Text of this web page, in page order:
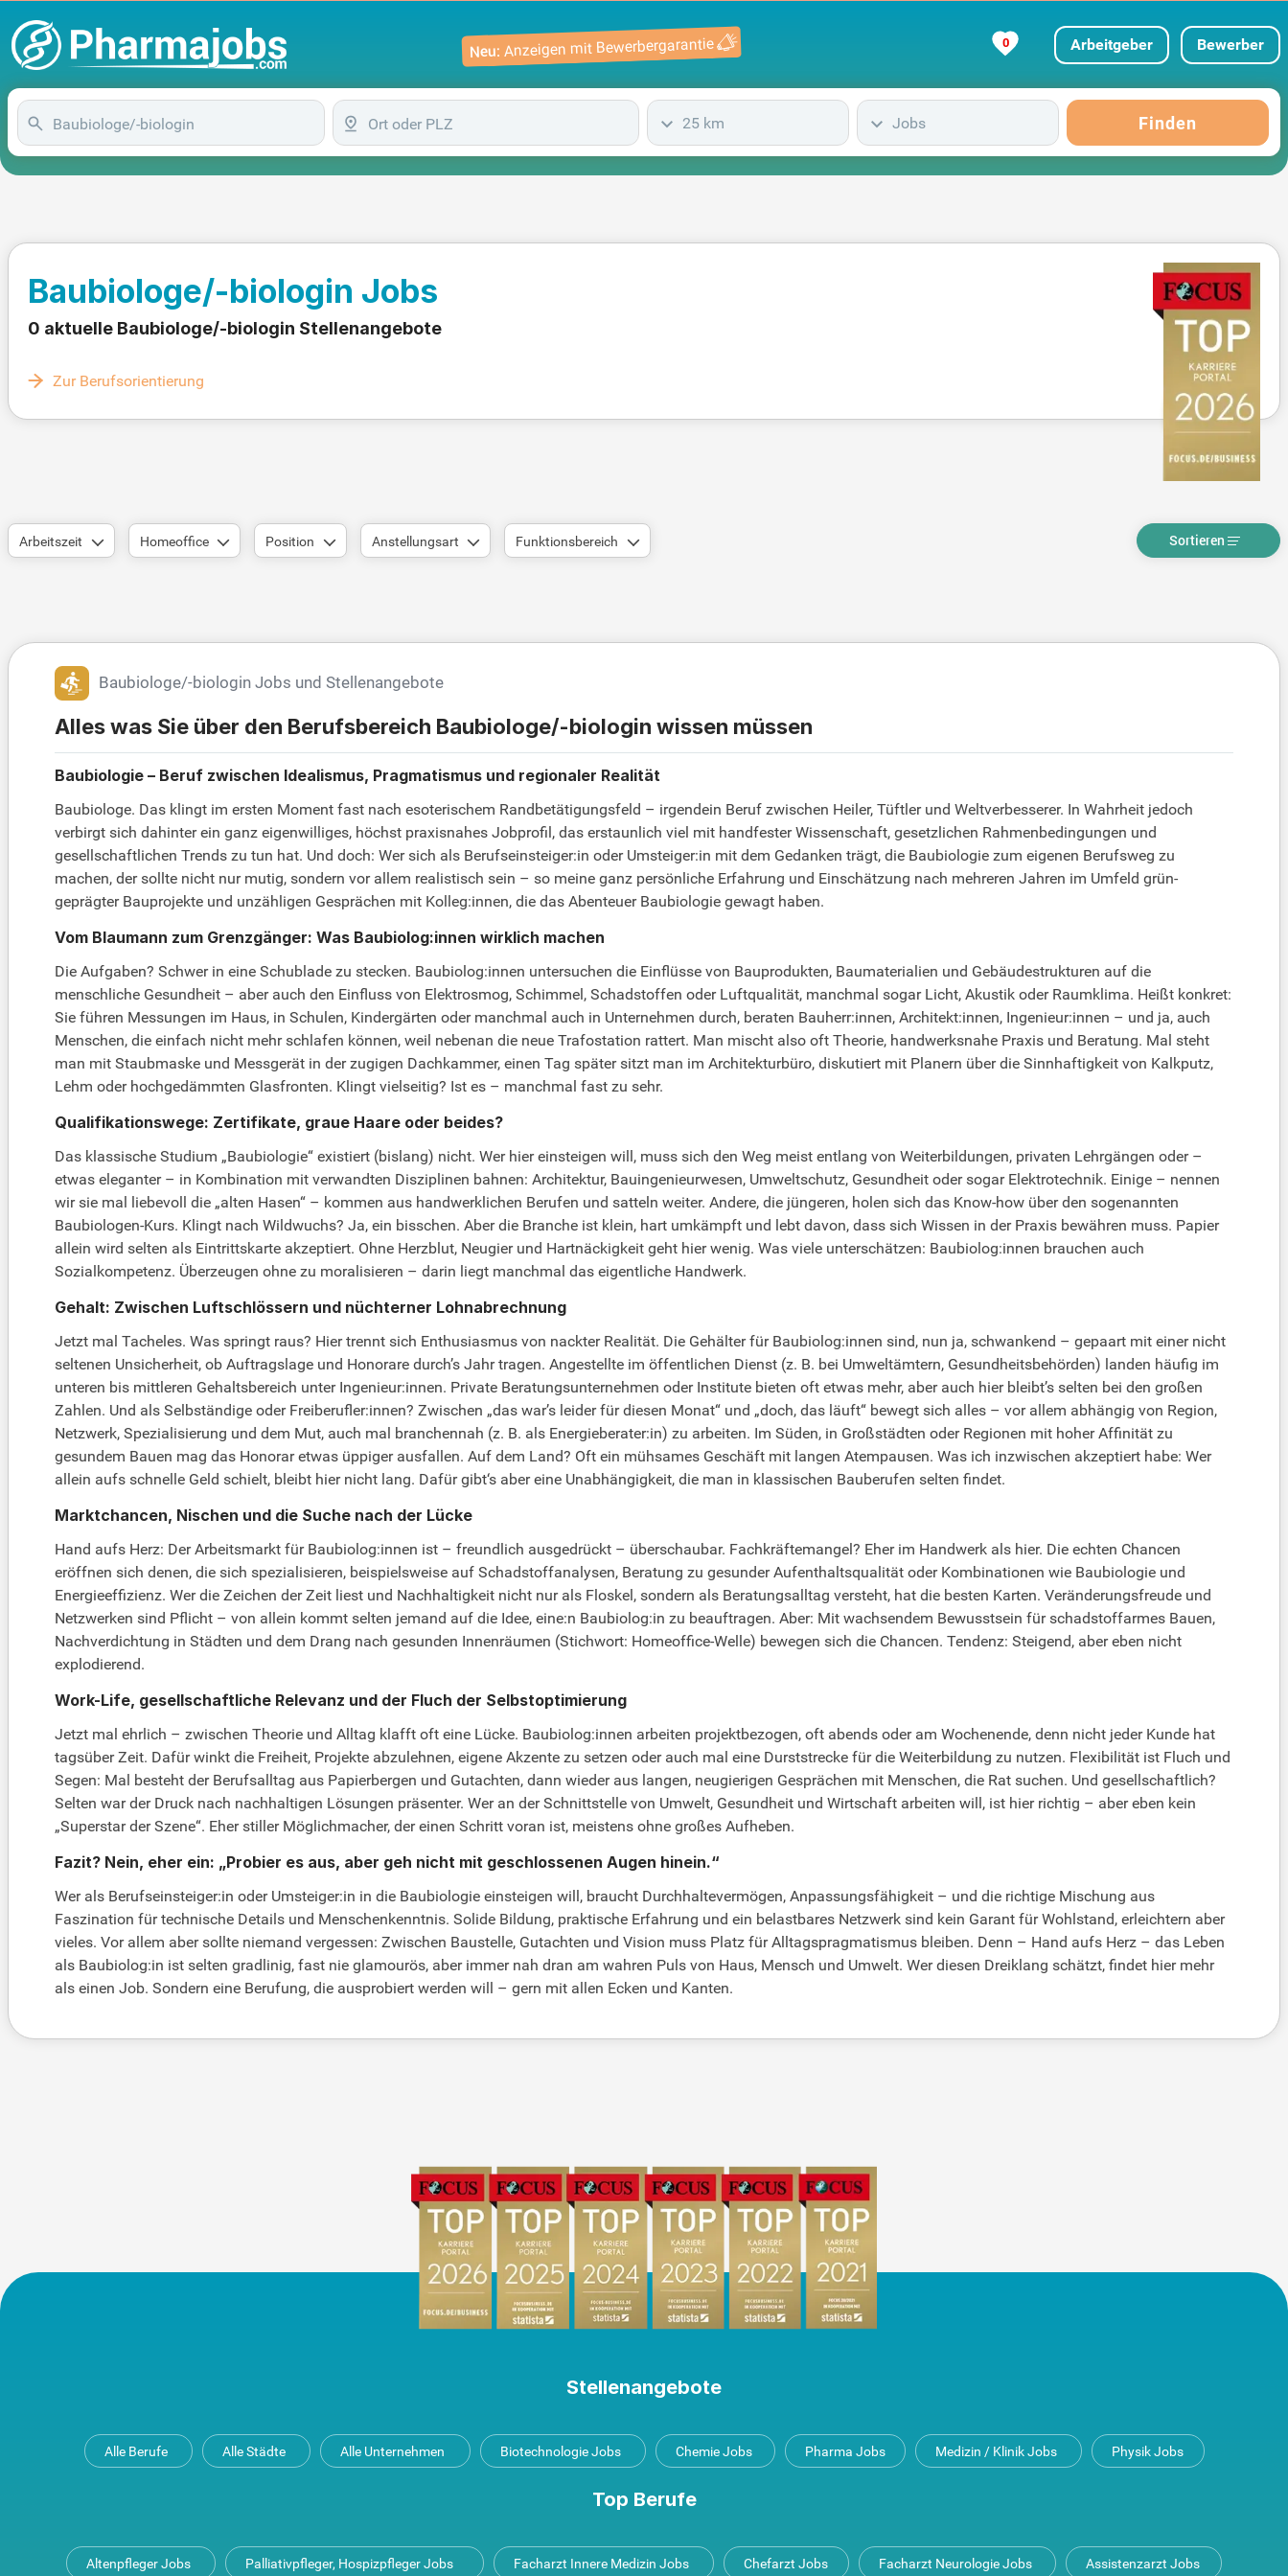
Neu: Anzeigen mit Bewerbergarantie 0 Arbeitgeber Bewerber
25 km Jobs Finden
Baubiologe/-biologin Jobs
0 aktuelle Baubiologe/-biologin Stellenangebote
Zur Berufsorientierung
Arbeitszeit Homeoffice Position Anstellungsart Funktionsbereich Sortieren
Baubiologe/-biologin Jobs und Stellenangebote
Alles was Sie über den Berufsbereich Baubiologe/-biologin wissen müssen
Baubiologie – Beruf zwischen Idealismus, Pragmatismus und regionaler Realität
Baubiologe. Das klingt im ersten Moment fast nach esoterischem Randbetätigungsfeld – irgendein Beruf zwischen Heiler, Tüftler und Weltverbesserer. In Wahrheit jedoch
verbirgt sich dahinter ein ganz eigenwilliges, höchst praxisnahes Jobprofil, das erstaunlich viel mit handfester Wissenschaft, gesetzlichen Rahmenbedingungen und
gesellschaftlichen Trends zu tun hat. Und doch: Wer sich als Berufseinsteiger:in oder Umsteiger:in mit dem Gedanken trägt, die Baubiologie zum eigenen Berufsweg zu
machen, der sollte nicht nur mutig, sondern vor allem realistisch sein – so meine ganz persönliche Erfahrung und Einschätzung nach mehreren Jahren im Umfeld grün-
geprägter Bauprojekte und unzähligen Gesprächen mit Kolleg:innen, die das Abenteuer Baubiologie gewagt haben.
Vom Blaumann zum Grenzgänger: Was Baubiolog:innen wirklich machen
Die Aufgaben? Schwer in eine Schublade zu stecken. Baubiolog:innen untersuchen die Einflüsse von Bauprodukten, Baumaterialien und Gebäudestrukturen auf die
menschliche Gesundheit – aber auch den Einfluss von Elektrosmog, Schimmel, Schadstoffen oder Luftqualität, manchmal sogar Licht, Akustik oder Raumklima. Heißt konkret:
Sie führen Messungen im Haus, in Schulen, Kindergärten oder manchmal auch in Unternehmen durch, beraten Bauherr:innen, Architekt:innen, Ingenieur:innen – und ja, auch
Menschen, die einfach nicht mehr schlafen können, weil nebenan die neue Trafostation rattert. Man mischt also oft Theorie, handwerksnahe Praxis und Beratung. Mal steht
man mit Staubmaske und Messgerät in der zugigen Dachkammer, einen Tag später sitzt man im Architekturbüro, diskutiert mit Planern über die Sinnhaftigkeit von Kalkputz,
Lehm oder hochgedämmten Glasfronten. Klingt vielseitig? Ist es – manchmal fast zu sehr.
Qualifikationswege: Zertifikate, graue Haare oder beides?
Das klassische Studium „Baubiologie“ existiert (bislang) nicht. Wer hier einsteigen will, muss sich den Weg meist entlang von Weiterbildungen, privaten Lehrgängen oder –
etwas eleganter – in Kombination mit verwandten Disziplinen bahnen: Architektur, Bauingenieurwesen, Umweltschutz, Gesundheit oder sogar Elektrotechnik. Einige – nennen
wir sie mal liebevoll die „alten Hasen“ – kommen aus handwerklichen Berufen und satteln weiter. Andere, die jüngeren, holen sich das Know-how über den sogenannten
Baubiologen-Kurs. Klingt nach Wildwuchs? Ja, ein bisschen. Aber die Branche ist klein, hart umkämpft und lebt davon, dass sich Wissen in der Praxis bewähren muss. Papier
allein wird selten als Eintrittskarte akzeptiert. Ohne Herzblut, Neugier und Hartnäckigkeit geht hier wenig. Was viele unterschätzen: Baubiolog:innen brauchen auch
Sozialkompetenz. Überzeugen ohne zu moralisieren – darin liegt manchmal das eigentliche Handwerk.
Gehalt: Zwischen Luftschlössern und nüchterner Lohnabrechnung
Jetzt mal Tacheles. Was springt raus? Hier trennt sich Enthusiasmus von nackter Realität. Die Gehälter für Baubiolog:innen sind, nun ja, schwankend – gepaart mit einer nicht
seltenen Unsicherheit, ob Auftragslage und Honorare durch’s Jahr tragen. Angestellte im öffentlichen Dienst (z. B. bei Umweltämtern, Gesundheitsbehörden) landen häufig im
unteren bis mittleren Gehaltsbereich unter Ingenieur:innen. Private Beratungsunternehmen oder Institute bieten oft etwas mehr, aber auch hier bleibt’s selten bei den großen
Zahlen. Und als Selbständige oder Freiberufler:innen? Zwischen „das war’s leider für diesen Monat“ und „doch, das läuft“ bewegt sich alles – vor allem abhängig von Region,
Netzwerk, Spezialisierung und dem Mut, auch mal branchennah (z. B. als Energieberater:in) zu arbeiten. Im Süden, in Großstädten oder Regionen mit hoher Affinität zu
gesundem Bauen mag das Honorar etwas üppiger ausfallen. Auf dem Land? Oft ein mühsames Geschäft mit langen Atempausen. Was ich inzwischen akzeptiert habe: Wer
allein aufs schnelle Geld schielt, bleibt hier nicht lang. Dafür gibt‘s aber eine Unabhängigkeit, die man in klassischen Bauberufen selten findet.
Marktchancen, Nischen und die Suche nach der Lücke
Hand aufs Herz: Der Arbeitsmarkt für Baubiolog:innen ist – freundlich ausgedrückt – überschaubar. Fachkräftemangel? Eher im Handwerk als hier. Die echten Chancen
eröffnen sich denen, die sich spezialisieren, beispielsweise auf Schadstoffanalysen, Beratung zu gesunder Aufenthaltsqualität oder Kombinationen wie Baubiologie und
Energieeffizienz. Wer die Zeichen der Zeit liest und Nachhaltigkeit nicht nur als Floskel, sondern als Beratungsalltag versteht, hat die besten Karten. Veränderungsfreude und
Netzwerken sind Pflicht – von allein kommt selten jemand auf die Idee, eine:n Baubiolog:in zu beauftragen. Aber: Mit wachsendem Bewusstsein für schadstoffarmes Bauen,
Nachverdichtung in Städten und dem Drang nach gesunden Innenräumen (Stichwort: Homeoffice-Welle) bewegen sich die Chancen. Tendenz: Steigend, aber eben nicht
explodierend.
Work-Life, gesellschaftliche Relevanz und der Fluch der Selbstoptimierung
Jetzt mal ehrlich – zwischen Theorie und Alltag klafft oft eine Lücke. Baubiolog:innen arbeiten projektbezogen, oft abends oder am Wochenende, denn nicht jeder Kunde hat
tagsüber Zeit. Dafür winkt die Freiheit, Projekte abzulehnen, eigene Akzente zu setzen oder auch mal eine Durststrecke für die Weiterbildung zu nutzen. Flexibilität ist Fluch und
Segen: Mal besteht der Berufsalltag aus Papierbergen und Gutachten, dann wieder aus langen, neugierigen Gesprächen mit Menschen, die Rat suchen. Und gesellschaftlich?
Selten war der Druck nach nachhaltigen Lösungen präsenter. Wer an der Schnittstelle von Umwelt, Gesundheit und Wirtschaft arbeiten will, ist hier richtig – aber eben kein
„Superstar der Szene“. Eher stiller Möglichmacher, der einen Schritt voran ist, meistens ohne großes Aufheben.
Fazit? Nein, eher ein: „Probier es aus, aber geh nicht mit geschlossenen Augen hinein.“
Wer als Berufseinsteiger:in oder Umsteiger:in in die Baubiologie einsteigen will, braucht Durchhaltevermögen, Anpassungsfähigkeit – und die richtige Mischung aus
Faszination für technische Details und Menschenkenntnis. Solide Bildung, praktische Erfahrung und ein belastbares Netzwerk sind kein Garant für Wohlstand, erleichtern aber
vieles. Vor allem aber sollte niemand vergessen: Zwischen Baustelle, Gutachten und Vision muss Platz für Alltagspragmatismus bleiben. Denn – Hand aufs Herz – das Leben
als Baubiolog:in ist selten gradlinig, fast nie glamourös, aber immer nah dran am wahren Puls von Haus, Mensch und Umwelt. Wer diesen Dreiklang schätzt, findet hier mehr
als einen Job. Sondern eine Berufung, die ausprobiert werden will – gern mit allen Ecken und Kanten.
Stellenangebote
Alle Berufe Alle Städte Alle Unternehmen Biotechnologie Jobs Chemie Jobs Pharma Jobs Medizin / Klinik Jobs Physik Jobs
Top Berufe
Altenpfleger Jobs Palliativpfleger, Hospizpfleger Jobs Facharzt Innere Medizin Jobs Chefarzt Jobs Facharzt Neurologie Jobs Assistenzarzt Jobs